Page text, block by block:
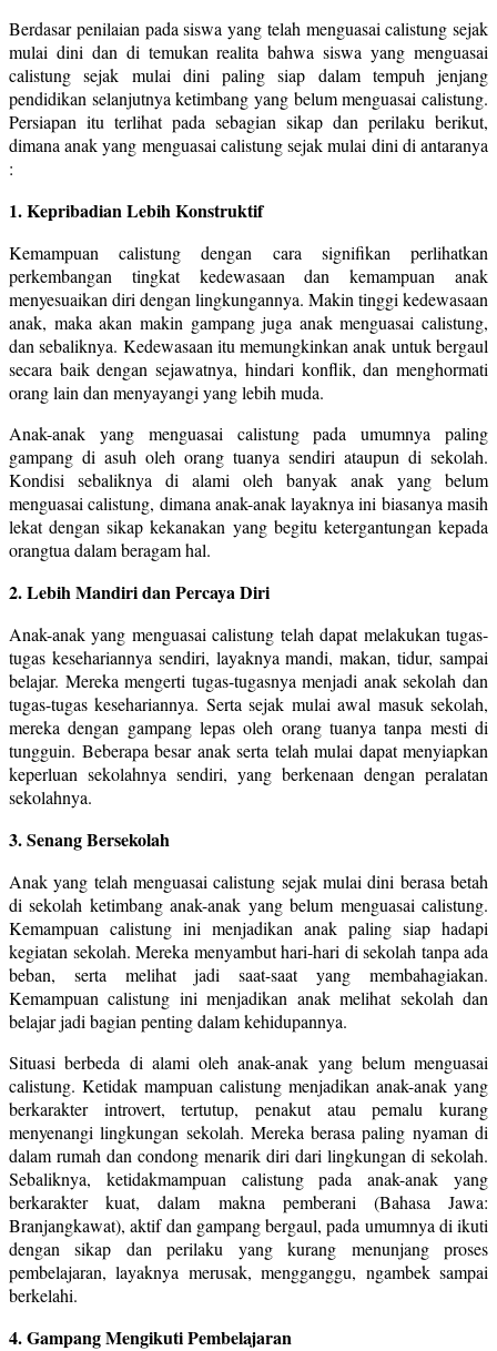
Berdasar penilaian pada siswa yang telah menguasai calistung sejak
mulai dini dan di temukan realita bahwa siswa yang menguasai
calistung sejak mulai dini paling siap dalam tempuh jenjang
pendidikan selanjutnya ketimbang yang belum menguasai calistung.
Persiapan itu terlihat pada sebagian sikap dan perilaku berikut,
dimana anak yang menguasai calistung sejak mulai dini di antaranya
:
1. Kepribadian Lebih Konstruktif
Kemampuan calistung dengan cara signifikan perlihatkan
perkembangan tingkat kedewasaan dan kemampuan anak
menyesuaikan diri dengan lingkungannya. Makin tinggi kedewasaan
anak, maka akan makin gampang juga anak menguasai calistung,
dan sebaliknya. Kedewasaan itu memungkinkan anak untuk bergaul
secara baik dengan sejawatnya, hindari konflik, dan menghormati
orang lain dan menyayangi yang lebih muda.
Anak-anak yang menguasai calistung pada umumnya paling
gampang di asuh oleh orang tuanya sendiri ataupun di sekolah.
Kondisi sebaliknya di alami oleh banyak anak yang belum
menguasai calistung, dimana anak-anak layaknya ini biasanya masih
lekat dengan sikap kekanakan yang begitu ketergantungan kepada
orangtua dalam beragam hal.
2. Lebih Mandiri dan Percaya Diri
Anak-anak yang menguasai calistung telah dapat melakukan tugas-
tugas kesehariannya sendiri, layaknya mandi, makan, tidur, sampai
belajar. Mereka mengerti tugas-tugasnya menjadi anak sekolah dan
tugas-tugas kesehariannya. Serta sejak mulai awal masuk sekolah,
mereka dengan gampang lepas oleh orang tuanya tanpa mesti di
tungguin. Beberapa besar anak serta telah mulai dapat menyiapkan
keperluan sekolahnya sendiri, yang berkenaan dengan peralatan
sekolahnya.
3. Senang Bersekolah
Anak yang telah menguasai calistung sejak mulai dini berasa betah
di sekolah ketimbang anak-anak yang belum menguasai calistung.
Kemampuan calistung ini menjadikan anak paling siap hadapi
kegiatan sekolah. Mereka menyambut hari-hari di sekolah tanpa ada
beban, serta melihat jadi saat-saat yang membahagiakan.
Kemampuan calistung ini menjadikan anak melihat sekolah dan
belajar jadi bagian penting dalam kehidupannya.
Situasi berbeda di alami oleh anak-anak yang belum menguasai
calistung. Ketidak mampuan calistung menjadikan anak-anak yang
berkarakter introvert, tertutup, penakut atau pemalu kurang
menyenangi lingkungan sekolah. Mereka berasa paling nyaman di
dalam rumah dan condong menarik diri dari lingkungan di sekolah.
Sebaliknya, ketidakmampuan calistung pada anak-anak yang
berkarakter kuat, dalam makna pemberani (Bahasa Jawa:
Branjangkawat), aktif dan gampang bergaul, pada umumnya di ikuti
dengan sikap dan perilaku yang kurang menunjang proses
pembelajaran, layaknya merusak, mengganggu, ngambek sampai
berkelahi.
4. Gampang Mengikuti Pembelajaran